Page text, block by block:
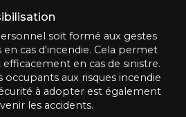
soit formé aux gestes
cas d'incendie. Cela permet
en cas de sinistre.
occupants aux risques incendie
à adopter est également
les accidents.